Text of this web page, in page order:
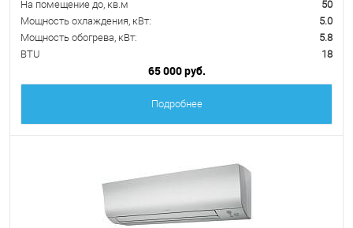
На помещение до, кв.м
50
Мощность охлаждения, кВт:
5.0
Мощность обогрева, кВт:
5.8
BTU
18
65 000 руб.
Подробнее